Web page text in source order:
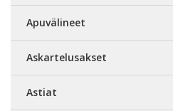
Apuvälineet
Askartelusakset
Astiat